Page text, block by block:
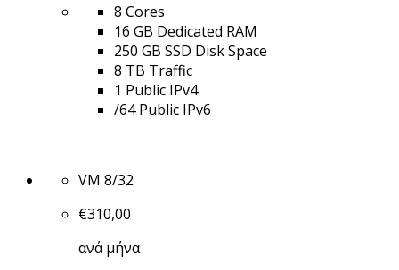
8 Cores
16 GB Dedicated RAM
250 GB SSD Disk Space
8 TB Traffic
1 Public IPv4
/64 Public IPv6
VM 8/32
€310,00
ανά μήνα